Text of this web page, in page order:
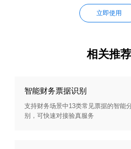
立即使用
相关推荐
智能财务票据识别
支持财务场景中13类常见票据的智能
别，可快速对接验真服务